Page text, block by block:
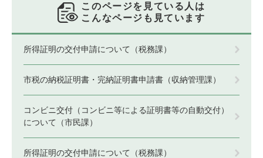
このページを見ている人は
こんなページも見ています
所得証明の交付申請について（税務課）
市税の納税証明書・完納証明書申請書（収納管理課）
コンビニ交付（コンビニ等による証明書等の自動交付）
について（市民課）
所得証明の交付申請について（税務課）